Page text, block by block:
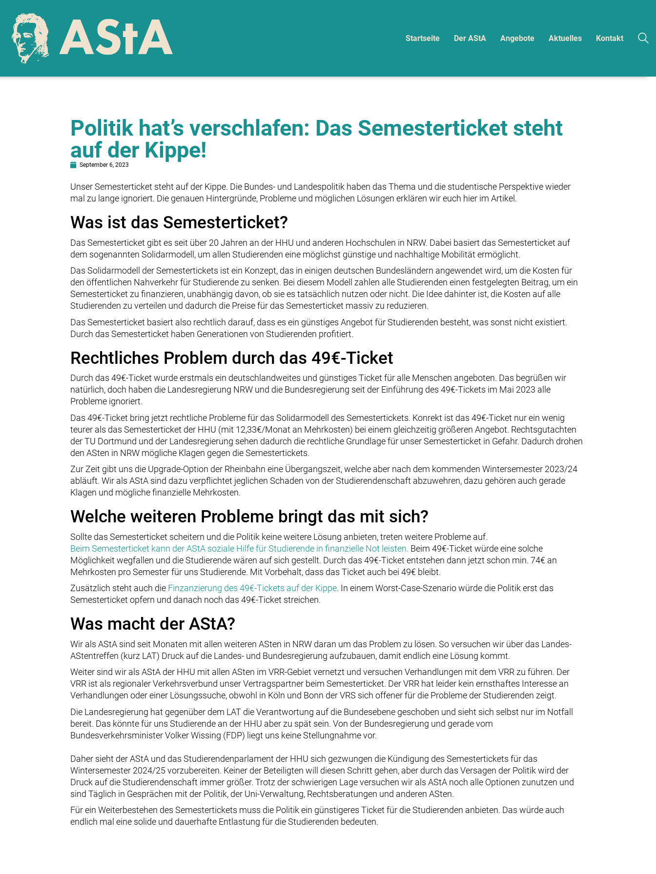
Startseite Der AStA Angebote Aktuelles Kontakt
Politik hat’s verschlafen: Das Semesterticket steht
auf der Kippe!
September 6, 2023
Unser Semesterticket steht auf der Kippe. Die Bundes- und Landespolitik haben das Thema und die studentische Perspektive wieder
mal zu lange ignoriert. Die genauen Hintergründe, Probleme und möglichen Lösungen erklären wir euch hier im Artikel.
Was ist das Semesterticket?
Das Semesterticket gibt es seit über 20 Jahren an der HHU und anderen Hochschulen in NRW. Dabei basiert das Semesterticket auf
dem sogenannten Solidarmodell, um allen Studierenden eine möglichst günstige und nachhaltige Mobilität ermöglicht.
Das Solidarmodell der Semestertickets ist ein Konzept, das in einigen deutschen Bundesländern angewendet wird, um die Kosten für
den öffentlichen Nahverkehr für Studierende zu senken. Bei diesem Modell zahlen alle Studierenden einen festgelegten Beitrag, um ein
Semesterticket zu finanzieren, unabhängig davon, ob sie es tatsächlich nutzen oder nicht. Die Idee dahinter ist, die Kosten auf alle
Studierenden zu verteilen und dadurch die Preise für das Semesterticket massiv zu reduzieren.
Das Semesterticket basiert also rechtlich darauf, dass es ein günstiges Angebot für Studierenden besteht, was sonst nicht existiert.
Durch das Semesterticket haben Generationen von Studierenden profitiert.
Rechtliches Problem durch das 49€-Ticket
Durch das 49€-Ticket wurde erstmals ein deutschlandweites und günstiges Ticket für alle Menschen angeboten. Das begrüßen wir
natürlich, doch haben die Landesregierung NRW und die Bundesregierung seit der Einführung des 49€-Tickets im Mai 2023 alle
Probleme ignoriert.
Das 49€-Ticket bring jetzt rechtliche Probleme für das Solidarmodell des Semestertickets. Konrekt ist das 49€-Ticket nur ein wenig
teurer als das Semesterticket der HHU (mit 12,33€/Monat an Mehrkosten) bei einem gleichzeitig größeren Angebot. Rechtsgutachten
der TU Dortmund und der Landesregierung sehen dadurch die rechtliche Grundlage für unser Semesterticket in Gefahr. Dadurch drohen
den ASten in NRW mögliche Klagen gegen die Semestertickets.
Zur Zeit gibt uns die Upgrade-Option der Rheinbahn eine Übergangszeit, welche aber nach dem kommenden Wintersemester 2023/24
abläuft. Wir als AStA sind dazu verpflichtet jeglichen Schaden von der Studierendenschaft abzuwehren, dazu gehören auch gerade
Klagen und mögliche finanzielle Mehrkosten.
Welche weiteren Probleme bringt das mit sich?
Sollte das Semesterticket scheitern und die Politik keine weitere Lösung anbieten, treten weitere Probleme auf.
Beim Semesterticket kann der AStA soziale Hilfe für Studierende in finanzielle Not leisten. Beim 49€-Ticket würde eine solche
Möglichkeit wegfallen und die Studierende wären auf sich gestellt. Durch das 49€-Ticket entstehen dann jetzt schon min. 74€ an
Mehrkosten pro Semester für uns Studierende. Mit Vorbehalt, dass das Ticket auch bei 49€ bleibt.
Zusätzlich steht auch die Finzanzierung des 49€-Tickets auf der Kippe. In einem Worst-Case-Szenario würde die Politik erst das
Semesterticket opfern und danach noch das 49€-Ticket streichen.
Was macht der AStA?
Wir als AStA sind seit Monaten mit allen weiteren ASten in NRW daran um das Problem zu lösen. So versuchen wir über das Landes-
AStentreffen (kurz LAT) Druck auf die Landes- und Bundesregierung aufzubauen, damit endlich eine Lösung kommt.
Weiter sind wir als AStA der HHU mit allen ASten im VRR-Gebiet vernetzt und versuchen Verhandlungen mit dem VRR zu führen. Der
VRR ist als regionaler Verkehrsverbund unser Vertragspartner beim Semesterticket. Der VRR hat leider kein ernsthaftes Interesse an
Verhandlungen oder einer Lösungssuche, obwohl in Köln und Bonn der VRS sich offener für die Probleme der Studierenden zeigt.
Die Landesregierung hat gegenüber dem LAT die Verantwortung auf die Bundesebene geschoben und sieht sich selbst nur im Notfall
bereit. Das könnte für uns Studierende an der HHU aber zu spät sein. Von der Bundesregierung und gerade vom
Bundesverkehrsminister Volker Wissing (FDP) liegt uns keine Stellungnahme vor.
Daher sieht der AStA und das Studierendenparlament der HHU sich gezwungen die Kündigung des Semestertickets für das
Wintersemester 2024/25 vorzubereiten. Keiner der Beteiligten will diesen Schritt gehen, aber durch das Versagen der Politik wird der
Druck auf die Studierendenschaft immer größer. Trotz der schwierigen Lage versuchen wir als AStA noch alle Optionen zunutzen und
sind Täglich in Gesprächen mit der Politik, der Uni-Verwaltung, Rechtsberatungen und anderen ASten.
Für ein Weiterbestehen des Semestertickets muss die Politik ein günstigeres Ticket für die Studierenden anbieten. Das würde auch
endlich mal eine solide und dauerhafte Entlastung für die Studierenden bedeuten.